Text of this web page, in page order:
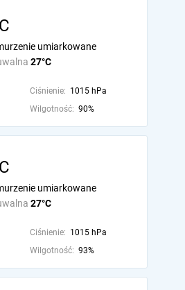
27°C
umiarkowane
Ciśnienie: 1015 hPa
Wilgotność: 90%
27°C
umiarkowane
Ciśnienie: 1015 hPa
Wilgotność: 93%